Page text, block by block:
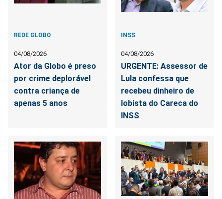
REDE GLOBO
04/08/2026
Ator da Globo é preso
por crime deplorável
contra criança de
apenas 5 anos
INSS
04/08/2026
URGENTE: Assessor de
Lula confessa que
recebeu dinheiro de
lobista do Careca do
INSS